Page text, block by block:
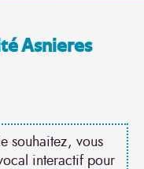
Asnieres
souhaitez, vous
interactif pour